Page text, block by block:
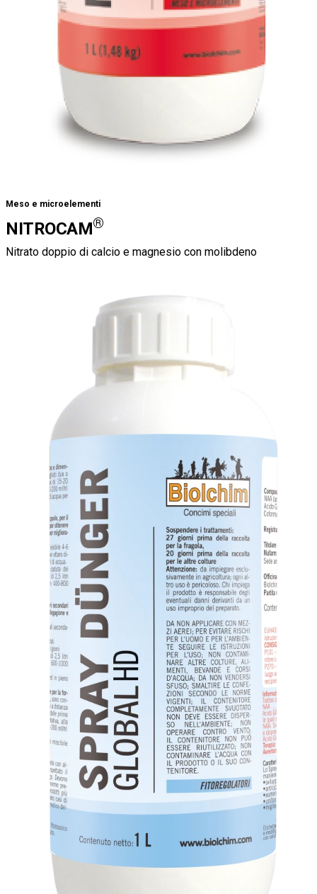
Meso e microelementi
NITROCAM®
Nitrato doppio di calcio e magnesio con molibdeno